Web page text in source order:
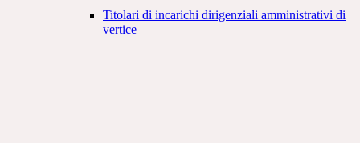
Titolari di incarichi dirigenziali amministrativi di
vertice